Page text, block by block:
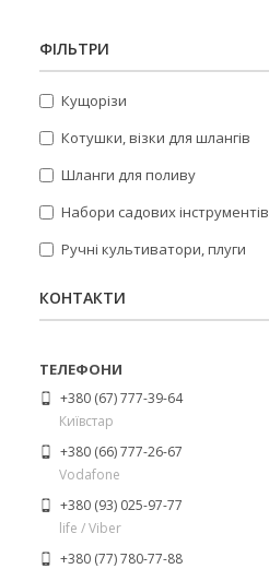
ФІЛЬТРИ
Кущорізи
Котушки, візки для шлангів
Шланги для поливу
Набори садових інструментів
Ручні культиватори, плуги
КОНТАКТИ
+380 (67) 777-39-64
Київстар
+380 (66) 777-26-67
Vodafone
+380 (93) 025-97-77
life / Viber
+380 (77) 780-77-88